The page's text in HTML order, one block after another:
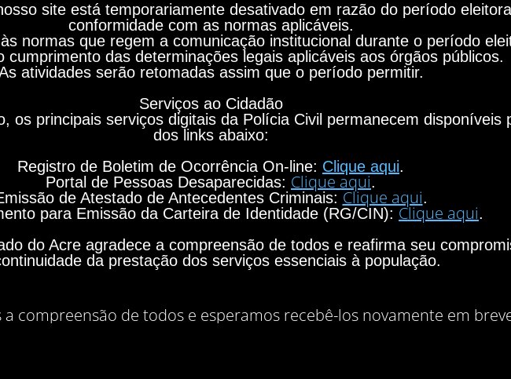
site está temporariamente desativado em razão do período
conformidade com as normas aplicáveis.
normas que regem a comunicação institucional durante o período
cumprimento das determinações legais aplicáveis aos órgãos públicos.
atividades serão retomadas assim que o período permitir.
Serviços ao Cidadão
os principais serviços digitais da Polícia Civil permanecem disponíveis
dos links abaixo:
Registro de Boletim de Ocorrência On-line: Clique aqui.
Portal de Pessoas Desaparecidas: Clique aqui.
de Atestado de Antecedentes Criminais: Clique aqui.
para Emissão da Carteira de Identidade (RG/CIN): Clique aqui.
do Acre agradece a compreensão de todos e reafirma seu
da prestação dos serviços essenciais à população.
a compreensão de todos e esperamos recebê-los novamente em